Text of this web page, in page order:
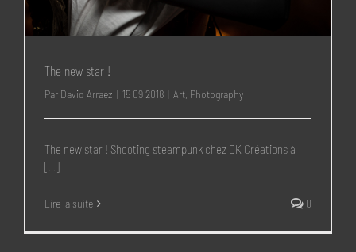
The new star !
Par David Arraez | 15 09 2018 | Art, Photography
The new star ! Shooting steampunk chez DK Créations à
[...]
Lire la suite 0